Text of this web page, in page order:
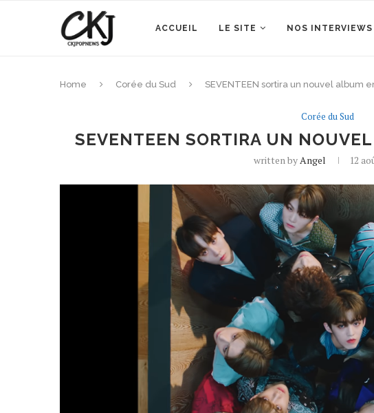
ACCUEIL LE SITE NOS
Home Corée du Sud SEVENTEEN sortira un nouvel album
Corée du Sud
SEVENTEEN SORTIRA UN
written byAngel 12